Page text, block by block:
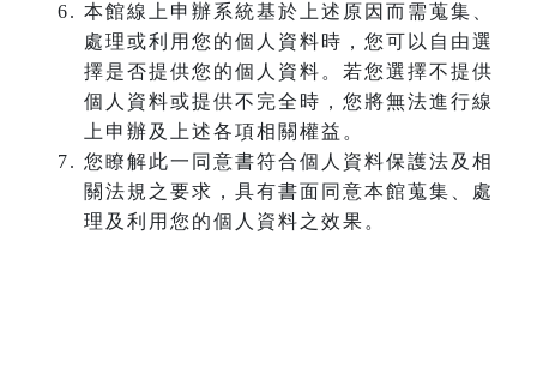
本館線上申辦系統基於上述原因而需蒐集、
處理或利用您的個人資料時，您可以自由選
擇是否提供您的個人資料。若您選擇不提供
個人資料或提供不完全時，您將無法進行線
上申辦及上述各項相關權益。
您瞭解此一同意書符合個人資料保護法及相
關法規之要求，具有書面同意本館蒐集、處
理及利用您的個人資料之效果。